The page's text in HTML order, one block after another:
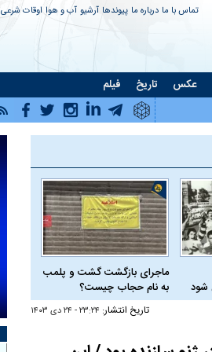
تماس با ما درباره ما پیوندها آرشیو آب و هوا اوقات شرعی
عکس تاریخ فیلم
شود
ماجرای بازگشت گشت و پلمب
به نام حجاب چیست؟
تاریخ انتشار: ۲۳:۲۴ - ۲۴ دی ۱۴۰۳